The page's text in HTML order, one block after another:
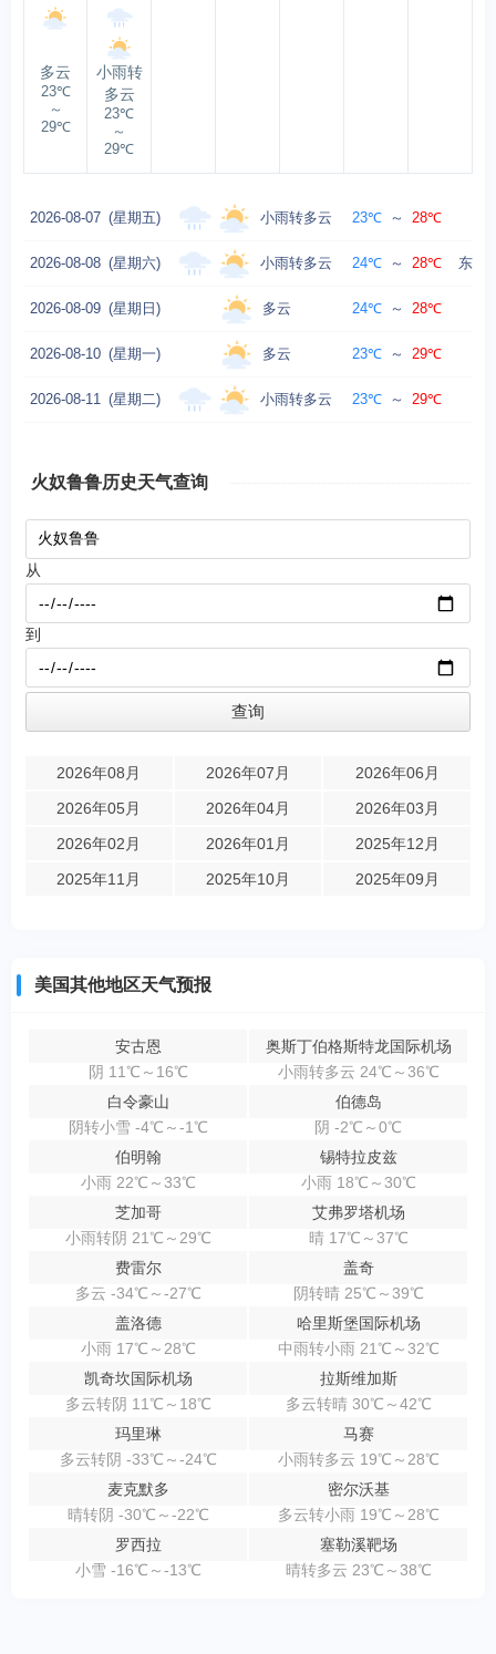
多云
23℃
～
29℃
小雨转
多云
23℃
～
29℃
2026-08-07 (星期五) 小雨转多云 23℃ ～ 28℃
2026-08-08 (星期六) 小雨转多云 24℃ ～ 28℃ 东风
2026-08-09 (星期日) 多云 24℃ ～ 28℃
2026-08-10 (星期一) 多云 23℃ ～ 29℃
2026-08-11 (星期二) 小雨转多云 23℃ ～ 29℃
火奴鲁鲁历史天气查询
从
到
2026年08月 2026年07月
2026年06月
2026年05月
2026年04月
2026年03月
2026年02月
2026年01月
2025年12月
2025年11月
2025年10月 2025年09月
美国其他地区天气预报
安古恩
阴 11℃～16℃
奥斯丁伯格斯特龙国际机场
小雨转多云 24℃～36℃
白令豪山
阴转小雪 -4℃～-1℃
伯德岛
阴 -2℃～0℃
伯明翰
小雨 22℃～33℃
锡特拉皮兹
小雨 18℃～30℃
芝加哥
小雨转阴 21℃～29℃
艾弗罗塔机场
晴 17℃～37℃
费雷尔
多云 -34℃～-27℃
盖奇
阴转晴 25℃～39℃
盖洛德
小雨 17℃～28℃
哈里斯堡国际机场
中雨转小雨 21℃～32℃
凯奇坎国际机场
多云转阴 11℃～18℃
拉斯维加斯
多云转晴 30℃～42℃
玛里琳
多云转阴 -33℃～-24℃
马赛
小雨转多云 19℃～28℃
麦克默多
晴转阴 -30℃～-22℃
密尔沃基
多云转小雨 19℃～28℃
罗西拉
小雪 -16℃～-13℃
塞勒溪靶场
晴转多云 23℃～38℃